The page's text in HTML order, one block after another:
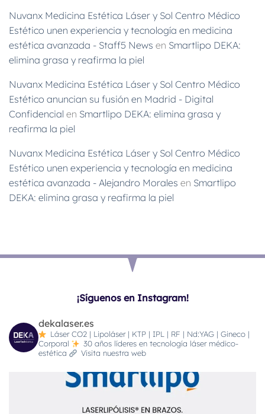
Nuvanx Medicina Estética Láser y Sol Centro Médico
Estético unen experiencia y tecnología en medicina
estética avanzada - Staff5 News en Smartlipo DEKA:
elimina grasa y reafirma la piel
Nuvanx Medicina Estética Láser y Sol Centro Médico
Estético anuncian su fusión en Madrid - Digital
Confidencial en Smartlipo DEKA: elimina grasa y
reafirma la piel
Nuvanx Medicina Estética Láser y Sol Centro Médico
Estético unen experiencia y tecnología en medicina
estética avanzada - Alejandro Morales en Smartlipo
DEKA: elimina grasa y reafirma la piel
¡Síguenos en Instagram!
dekalaser.es
Láser CO2 | Lipoláser | KTP | IPL | RF | Nd:YAG | Gineco |
Corporal
30 años líderes en tecnología láser médico-
estética
Visita nuestra web